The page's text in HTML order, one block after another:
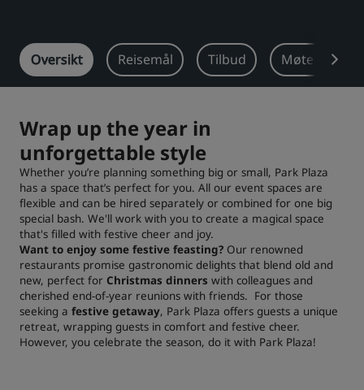
Tilknyttede merker i Kina
J. Jin Jiang
Kunlun Golden Tulip
Hoteller i sentrum
Se bloggen vår
Oversikt Reisemål Tilbud Møter og
Wrap up the year in
unforgettable style
Whether you’re planning something big or small, Park Plaza
has a space that’s perfect for you. All our event spaces are
flexible and can be hired separately or combined for one big
special bash. We'll work with you to create a magical space
that's filled with festive cheer and joy.
Want to enjoy some festive feasting? Our renowned
restaurants promise gastronomic delights that blend old and
new, perfect for Christmas dinners with colleagues and
cherished end-of-year reunions with friends. For those
seeking a festive getaway, Park Plaza offers guests a unique
retreat, wrapping guests in comfort and festive cheer.
However, you celebrate the season, do it with Park Plaza!